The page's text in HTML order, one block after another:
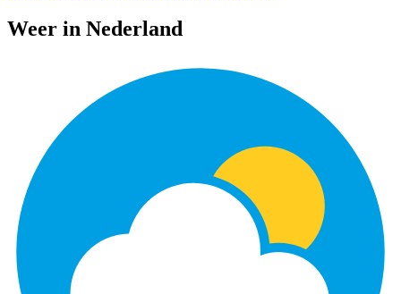
Weer in Nederland